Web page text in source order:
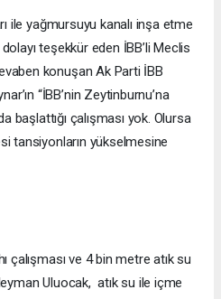
ile yağmursuyu kanalı inşa etme
teşekkür eden İBB’li Meclis
konuşan Ak Parti İBB
“İBB’nin Zeytinburnu’na
başlattığı çalışması yok. Olursa
tansiyonların yükselmesine
çalışması ve 4 bin metre atık su
Uluocak, atık su ile içme